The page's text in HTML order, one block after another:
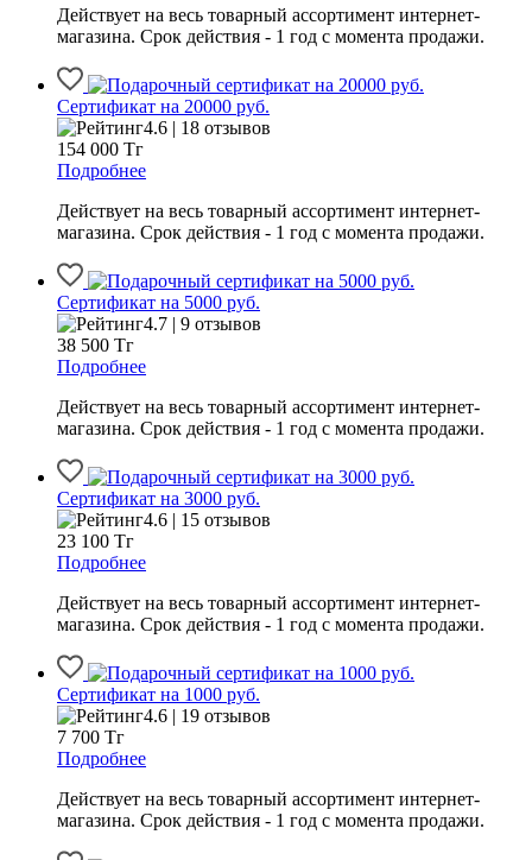
Действует на весь товарный ассортимент интернет-
магазина. Срок действия - 1 год с момента продажи.
Сертификат на 20000 руб.
4.6 | 18 отзывов
154 000 Тг
Подробнее
Действует на весь товарный ассортимент интернет-
магазина. Срок действия - 1 год с момента продажи.
Сертификат на 5000 руб.
4.7 | 9 отзывов
38 500 Тг
Подробнее
Действует на весь товарный ассортимент интернет-
магазина. Срок действия - 1 год с момента продажи.
Сертификат на 3000 руб.
4.6 | 15 отзывов
23 100 Тг
Подробнее
Действует на весь товарный ассортимент интернет-
магазина. Срок действия - 1 год с момента продажи.
Сертификат на 1000 руб.
4.6 | 19 отзывов
7 700 Тг
Подробнее
Действует на весь товарный ассортимент интернет-
магазина. Срок действия - 1 год с момента продажи.